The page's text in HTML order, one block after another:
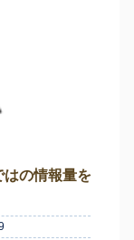
はの情報量を